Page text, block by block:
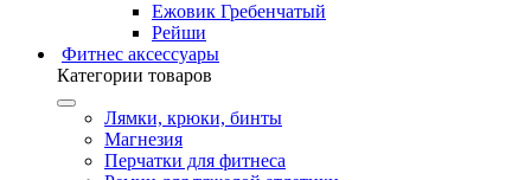
Ежовик Гребенчатый
Рейши
Фитнес аксессуары
Категории товаров
Лямки, крюки, бинты
Магнезия
Перчатки для фитнеса